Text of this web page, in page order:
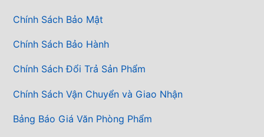
Chính Sách Bảo Mật
Chính Sách Bảo Hành
Chính Sách Đổi Trả Sản Phẩm
Chính Sách Vận Chuyển và Giao Nhận
Bảng Báo Giá Văn Phòng Phẩm